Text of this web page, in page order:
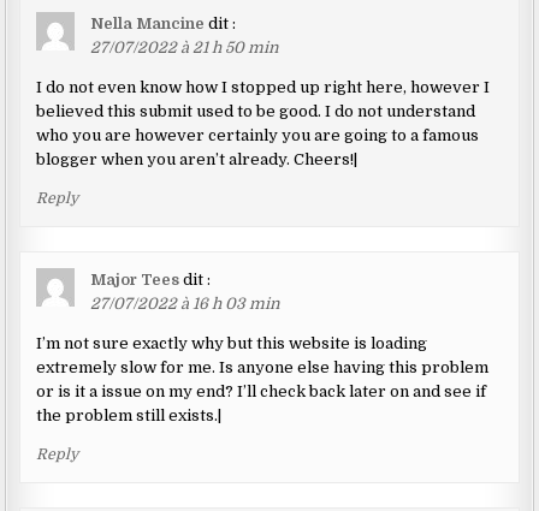
Nella Mancine dit :
27/07/2022 à 21 h 50 min
I do not even know how I stopped up right here, however I
believed this submit used to be good. I do not understand
who you are however certainly you are going to a famous
blogger when you aren’t already. Cheers!|
Reply
Major Tees dit :
27/07/2022 à 16 h 03 min
I’m not sure exactly why but this website is loading
extremely slow for me. Is anyone else having this problem
or is it a issue on my end? I’ll check back later on and see if
the problem still exists.|
Reply